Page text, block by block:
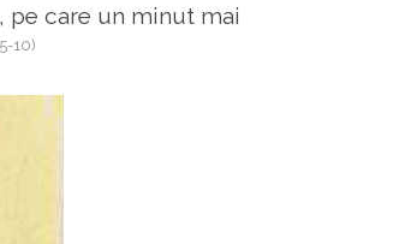
care un minut mai
10)